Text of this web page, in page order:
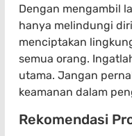
Dengan mengambil
hanya melindungi
menciptakan
semua orang.
utama. Jangan
keamanan dalam
Rekomendasi